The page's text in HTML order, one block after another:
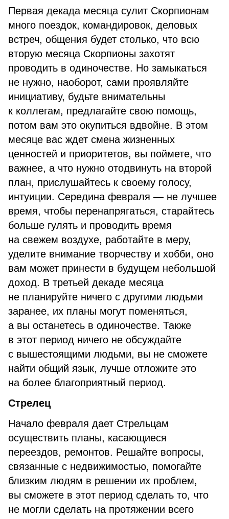
Первая декада месяца сулит Скорпионам
много поездок, командировок, деловых
встреч, общения будет столько, что всю
вторую месяца Скорпионы захотят
проводить в одиночестве. Но замыкаться
не нужно, наоборот, сами проявляйте
инициативу, будьте внимательны
к коллегам, предлагайте свою помощь,
потом вам это окупиться вдвойне. В этом
месяце вас ждет смена жизненных
ценностей и приоритетов, вы поймете, что
важнее, а что нужно отодвинуть на второй
план, прислушайтесь к своему голосу,
интуиции. Середина февраля — не лучшее
время, чтобы перенапрягаться, старайтесь
больше гулять и проводить время
на свежем воздухе, работайте в меру,
уделите внимание творчеству и хобби, оно
вам может принести в будущем небольшой
доход. В третьей декаде месяца
не планируйте ничего с другими людьми
заранее, их планы могут поменяться,
а вы останетесь в одиночестве. Также
в этот период ничего не обсуждайте
с вышестоящими людьми, вы не сможете
найти общий язык, лучше отложите это
на более благоприятный период.
Стрелец
Начало февраля дает Стрельцам
осуществить планы, касающиеся
переездов, ремонтов. Решайте вопросы,
связанные с недвижимостью, помогайте
близким людям в решении их проблем,
вы сможете в этот период сделать то, что
не могли сделать на протяжении всего